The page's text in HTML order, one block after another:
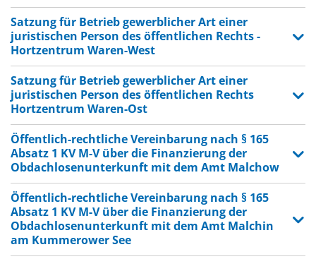
Satzung für Betrieb gewerblicher Art einer
juristischen Person des öffentlichen Rechts -
Hortzentrum Waren-West
Satzung für Betrieb gewerblicher Art einer
juristischen Person des öffentlichen Rechts
Hortzentrum Waren-Ost
Öffentlich-rechtliche Vereinbarung nach § 165
Absatz 1 KV M-V über die Finanzierung der
Obdachlosenunterkunft mit dem Amt Malchow
Öffentlich-rechtliche Vereinbarung nach § 165
Absatz 1 KV M-V über die Finanzierung der
Obdachlosenunterkunft mit dem Amt Malchin
am Kummerower See